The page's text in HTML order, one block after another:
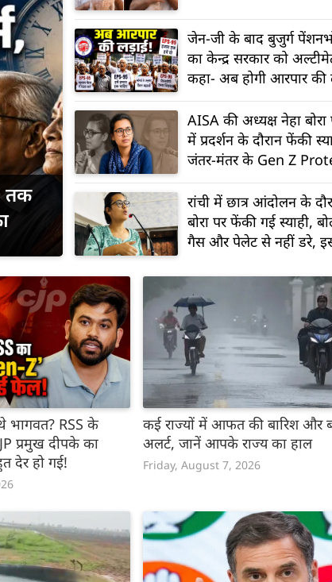
तक
जेन-जी के बाद बुजुर्ग
का केन्द्र सरकार को
कहा- अब होगी आरपार की
AISA की अध्यक्ष नेहा बोरा
में प्रदर्शन के दौरान फेंकी
जंतर-मंतर के Gen Z
आई थी चर्चा में
रांची में छात्र आंदोलन के
बोरा पर फेंकी गई स्याही,
गैस और पेलेट से नहीं डरे,
भागवत? RSS के
प्रमुख दीपके का
देर हो गई!
कई राज्यों में आफत की बारिश और
अलर्ट, जानें आपके राज्य का हाल
Friday, August 7, 2026